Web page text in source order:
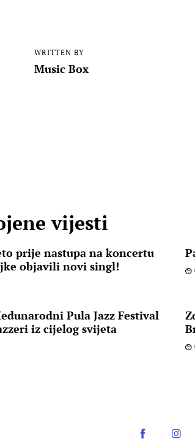
WRITTEN BY
Music Box
vijesti
prije nastupa na koncertu
objavili novi singl!
Pula Jazz Festival
iz cijelog svijeta